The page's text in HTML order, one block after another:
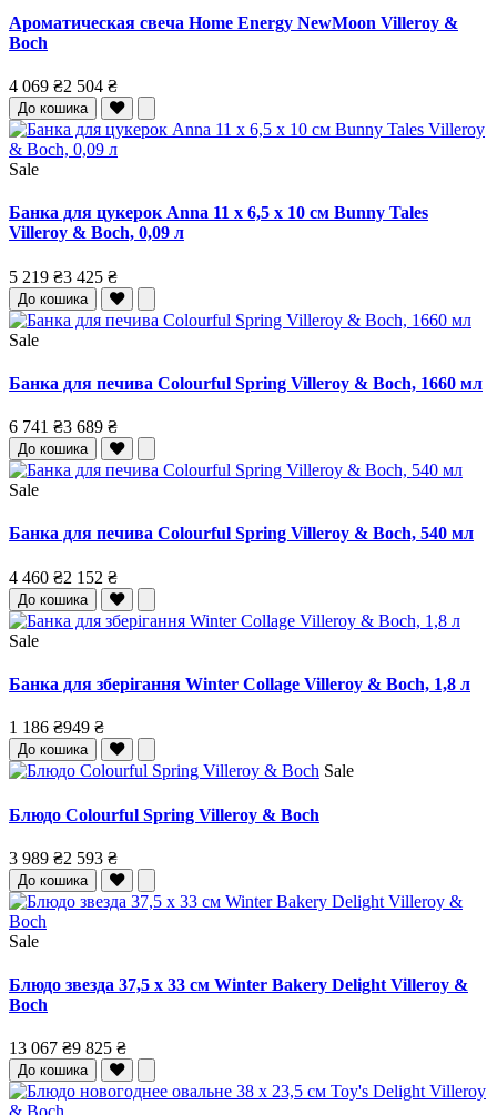
Ароматическая свеча Home Energy NewMoon Villeroy &
Boch
4 069 ₴2 504 ₴
До кошика
Sale
Банка для цукерок Anna 11 x 6,5 x 10 см Bunny Tales
Villeroy & Boch, 0,09 л
5 219 ₴3 425 ₴
До кошика
Sale
Банка для печива Colourful Spring Villeroy & Boch, 1660 мл
6 741 ₴3 689 ₴
До кошика
Sale
Банка для печива Colourful Spring Villeroy & Boch, 540 мл
4 460 ₴2 152 ₴
До кошика
Sale
Банка для зберігання Winter Collage Villeroy & Boch, 1,8 л
1 186 ₴949 ₴
До кошика
Sale
Блюдо Colourful Spring Villeroy & Boch
3 989 ₴2 593 ₴
До кошика
Sale
Блюдо звезда 37,5 x 33 см Winter Bakery Delight Villeroy &
Boch
13 067 ₴9 825 ₴
До кошика